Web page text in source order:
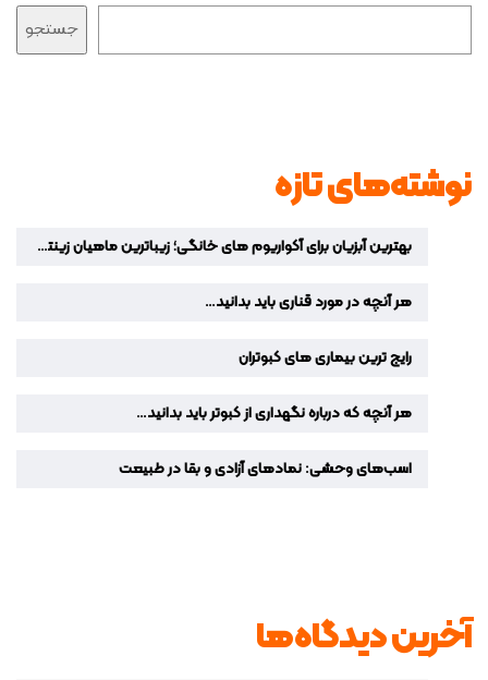
جستجو
نوشته‌های تازه
بهترین آبزیان برای آکواریوم‌ های خانگی؛ زیباترین ماهیان زینتی برای دکوراسیون منزل
هر آنچه در مورد قناری باید بدانید…
رایج ترین بیماری های کبوتران
هر آنچه که درباره نگهداری از کبوتر باید بدانید…
اسب‌های وحشی: نمادهای آزادی و بقا در طبیعت
آخرین دیدگاه‌ها